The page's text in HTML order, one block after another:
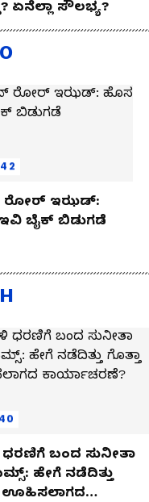
ಏನೆಲ್ಲಾ ಸೌಲಭ್ಯ?
ರೋರ್ ಇಝಡ್:
ಬೈಕ್ ಬಿಡುಗಡೆ
ಬಂದ ಸುನೀತಾ
ಹೇಗೆ ನಡೆದಿತ್ತು
ಊಹಿಸಲಾಗದ